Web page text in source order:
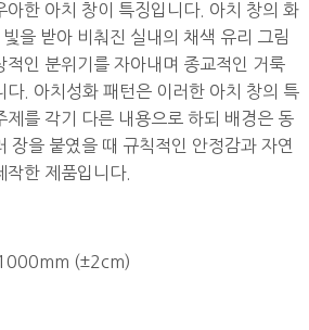
아한 아치 창이 특징입니다. 아치 창의 화
을 받아 비춰진 실내의 채색 유리 그림
적인 분위기를 자아내며 종교적인 거룩
다. 아치성화 패턴은 이러한 아치 창의 특
제를 각기 다른 내용으로 하되 배경은 동
장을 붙였을 때 규칙적인 안정감과 자연
작한 제품입니다.
(±2cm)